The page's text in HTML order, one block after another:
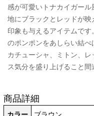
感が可愛いトナカイガー
地にブラックとレッドが
印象も与えるアイテムで
のポンポンをあしらい結
カチューシャ、ミトン、
ス気分を盛り上げること間
商品詳細